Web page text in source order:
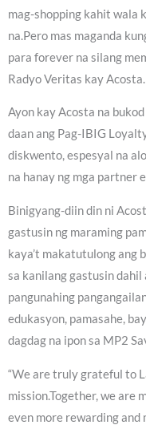
mag-shopping kahit wala
na.Pero mas maganda
para forever na silang
Radyo Veritas kay Acosta.
Ayon kay Acosta na
daan ang Pag-IBIG
diskwento, espesyal na
na hanay ng mga partner
Binigyang-diin din ni
gastusin ng maraming
kaya’t makatutulong ang
sa kanilang gastusin
pangunahing
edukasyon, pamasahe,
dagdag na ipon sa MP2
“We are truly grateful to
mission.Together, we are
even more rewarding and